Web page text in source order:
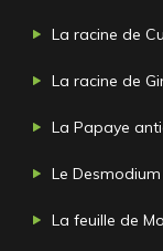
La racine de
La racine de
La Papaye
Le
La feuille de